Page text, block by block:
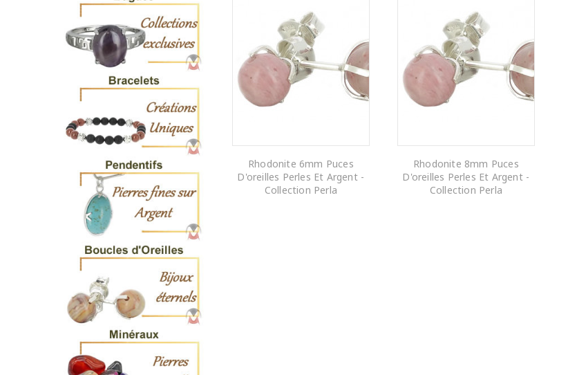
Rhodonite 6mm Puces
D'oreilles Perles Et Argent -
Collection Perla
Rhodonite 8mm Puces
D'oreilles Perles Et Argent -
Collection Perla